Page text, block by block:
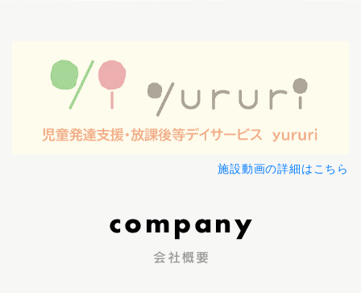
施設動画の詳細はこちら